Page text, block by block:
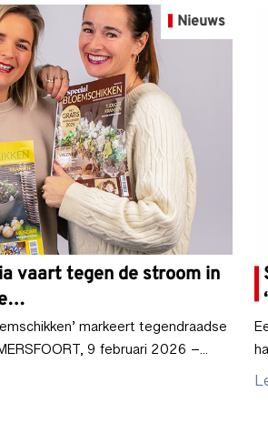
Nieuws
vaart tegen de stroom in
markeert tegendraadse
9 februari 2026 –…